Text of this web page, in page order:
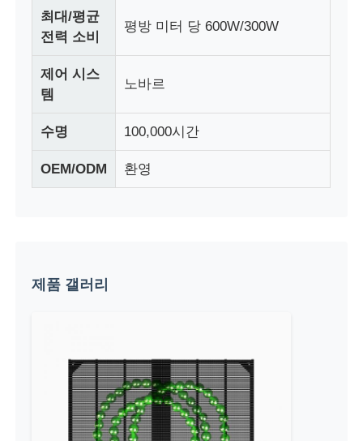
회사 소개
문의하기
LED 메쉬 화면
LED 메쉬 디스플레이
최대/평균
전력 소비
평방 미터 당 600W/300W
제어 시스
템
노바르
수명 100,000시간
OEM/ODM 환영
제품 갤러리